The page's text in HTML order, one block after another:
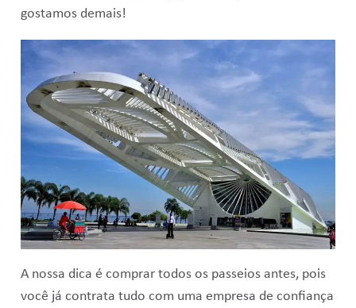
gostamos demais!
A nossa dica é comprar todos os passeios antes, pois
você já contrata tudo com uma empresa de confiança